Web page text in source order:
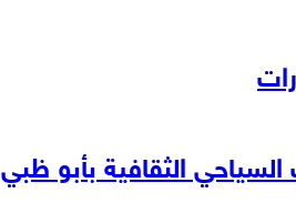
الثقافية بأبو ظبي